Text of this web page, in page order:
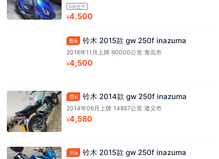
0次过户
¥4,500
鲁b 铃木 2015款 gw 250f inazuma
2016年11月上牌/60000公里 /青岛市
¥4,500
贵c 铃木 2014款 gw 250f inazuma
2014年06月上牌/14867公里 /遵义市
¥4,580
川a 铃木 2015款 gw 250f inazuma